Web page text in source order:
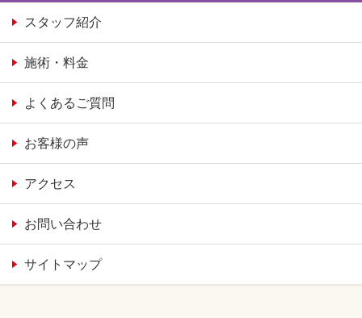
スタッフ紹介
施術・料金
よくあるご質問
お客様の声
アクセス
お問い合わせ
サイトマップ